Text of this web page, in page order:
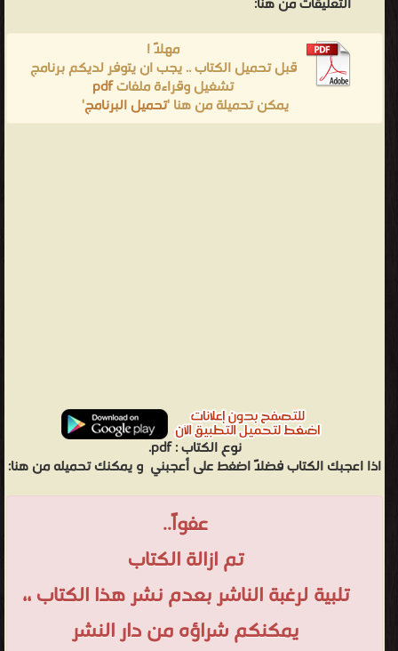
مهلاً !
قبل تحميل الكتاب .. يجب ان يتوفر لديكم برنامج
تشغيل وقراءة ملفاتpdf
يمكن تحميلة من هنا 'تحميل البرنامج'
نوع الكتاب :pdf.
اذا اعجبك الكتاب فضلاً اضغط على أعجبني و يمكنك تحميله من هنا:
عفواً..
تم ازالة الكتاب
تلبية لرغبة الناشر بعدم نشر هذا الكتاب ،،
يمكنكم شراؤه من دار النشر